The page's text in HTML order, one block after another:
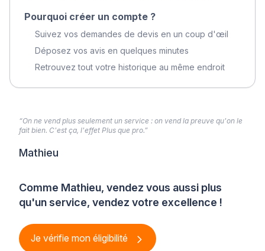
Pourquoi créer un compte ?
Suivez vos demandes de devis en un coup d'œil
Déposez vos avis en quelques minutes
Retrouvez tout votre historique au même endroit
Comme Mathieu, vendez vous aussi plus
qu'un service, vendez votre excellence !
Je vérifie mon éligibilité
“On ne vend plus seulement un service : on vend la preuve qu'on le
fait bien. C'est ça, l'effet Plus que pro.”
Mathieu